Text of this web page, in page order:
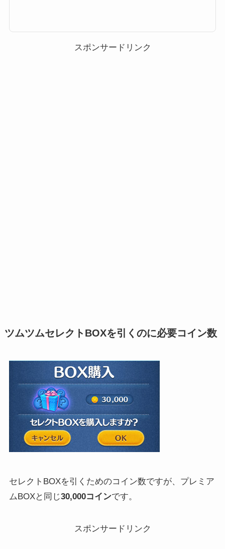
ム)の対象ツム一覧ツムツムヴ...
スポンサードリンク
ツムツムセレクトBOXを引くのに必要コイン数
セレクトBOXを引くためのコイン数ですが、プレミア
ムBOXと同じ30,000コインです。
スポンサードリンク